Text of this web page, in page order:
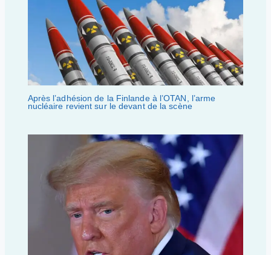
Après l’adhésion de la Finlande à l’OTAN, l’arme
nucléaire revient sur le devant de la scène